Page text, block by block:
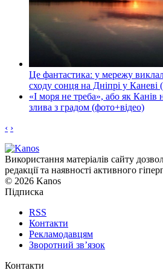
Це фантастика: у мережу
сходу сонця на Дніпрі у Каневі
«І моря не треба», або як Канів
злива з градом (фото+відео)
‹ ›
Використання матеріалів сайту
редакції та наявності активного
© 2026 Kanos
Підписка
RSS
Контакти
Рекламодавцям
Зворотний зв’язок
Контакти